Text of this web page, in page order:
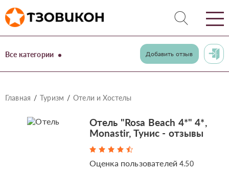
Все категории Добавить отзыв
Главная Туризм Отели и Хостелы
Отель "Rosa Beach 4*" 4*,
Monastir, Тунис - отзывы
Оценка пользователей4.50